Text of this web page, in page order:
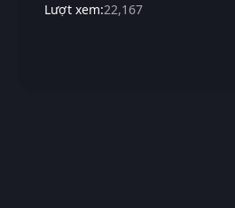
Lượt xem:22,167